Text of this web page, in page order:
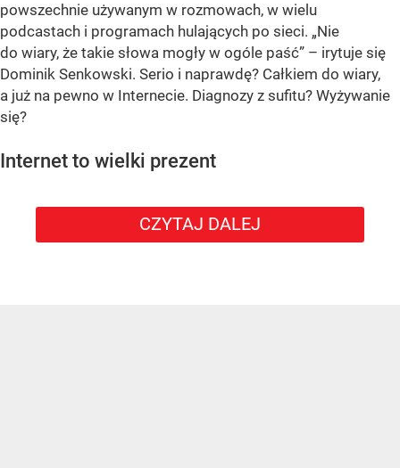
powszechnie używanym w rozmowach, w wielu
podcastach i programach hulających po sieci. „Nie
do wiary, że takie słowa mogły w ogóle paść” – irytuje się
Dominik Senkowski. Serio i naprawdę? Całkiem do wiary,
a już na pewno w Internecie. Diagnozy z sufitu? Wyżywanie
się?
Internet to wielki prezent
CZYTAJ DALEJ